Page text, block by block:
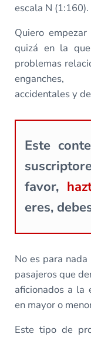
escala N (1:160).
Quiero
quizá en la
problemas
enganches,
accidentales y
Este
favor,
eres,
No es para
pasajeros que
aficionados a la
en mayor o
Este tipo de